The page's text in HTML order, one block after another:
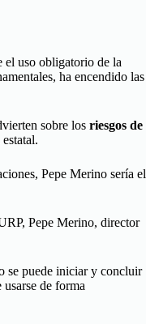
el uso obligatorio de la
ha encendido las
sobre los riesgos de
Pepe Merino sería el
Pepe Merino, director
se puede iniciar y concluir
de forma